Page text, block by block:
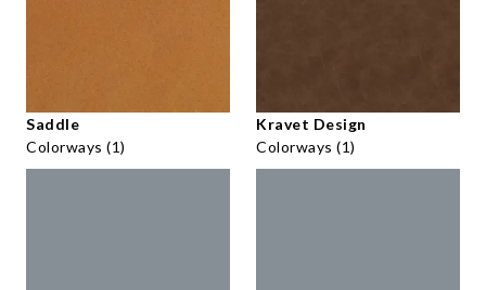
Saddle
Colorways (1)
Kravet Design
Colorways (1)